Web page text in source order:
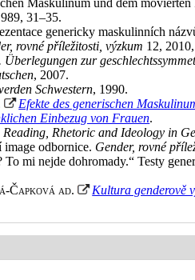
Maskulinum und dem movierten
31–35.
genericky maskulinních
rovné příležitosti, výzkum 12,
Überlegungen zur
, 2007.
Schwestern, 1990.
Efekte des generischen
Einbezug von Frauen.
Reading, Rhetoric and Ideology in
odbornice. Gender, rovné
To mi nejde dohromady.“ Testy
Čapková ad. Kultura genderově